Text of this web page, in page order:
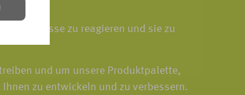
zu reagieren und sie zu
und um unsere Produktpalette,
zu entwickeln und zu verbessern.